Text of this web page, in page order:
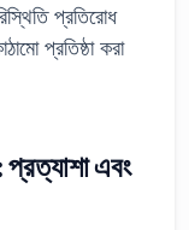
প্রতিরোধ
প্রতিষ্ঠা করা
এবং